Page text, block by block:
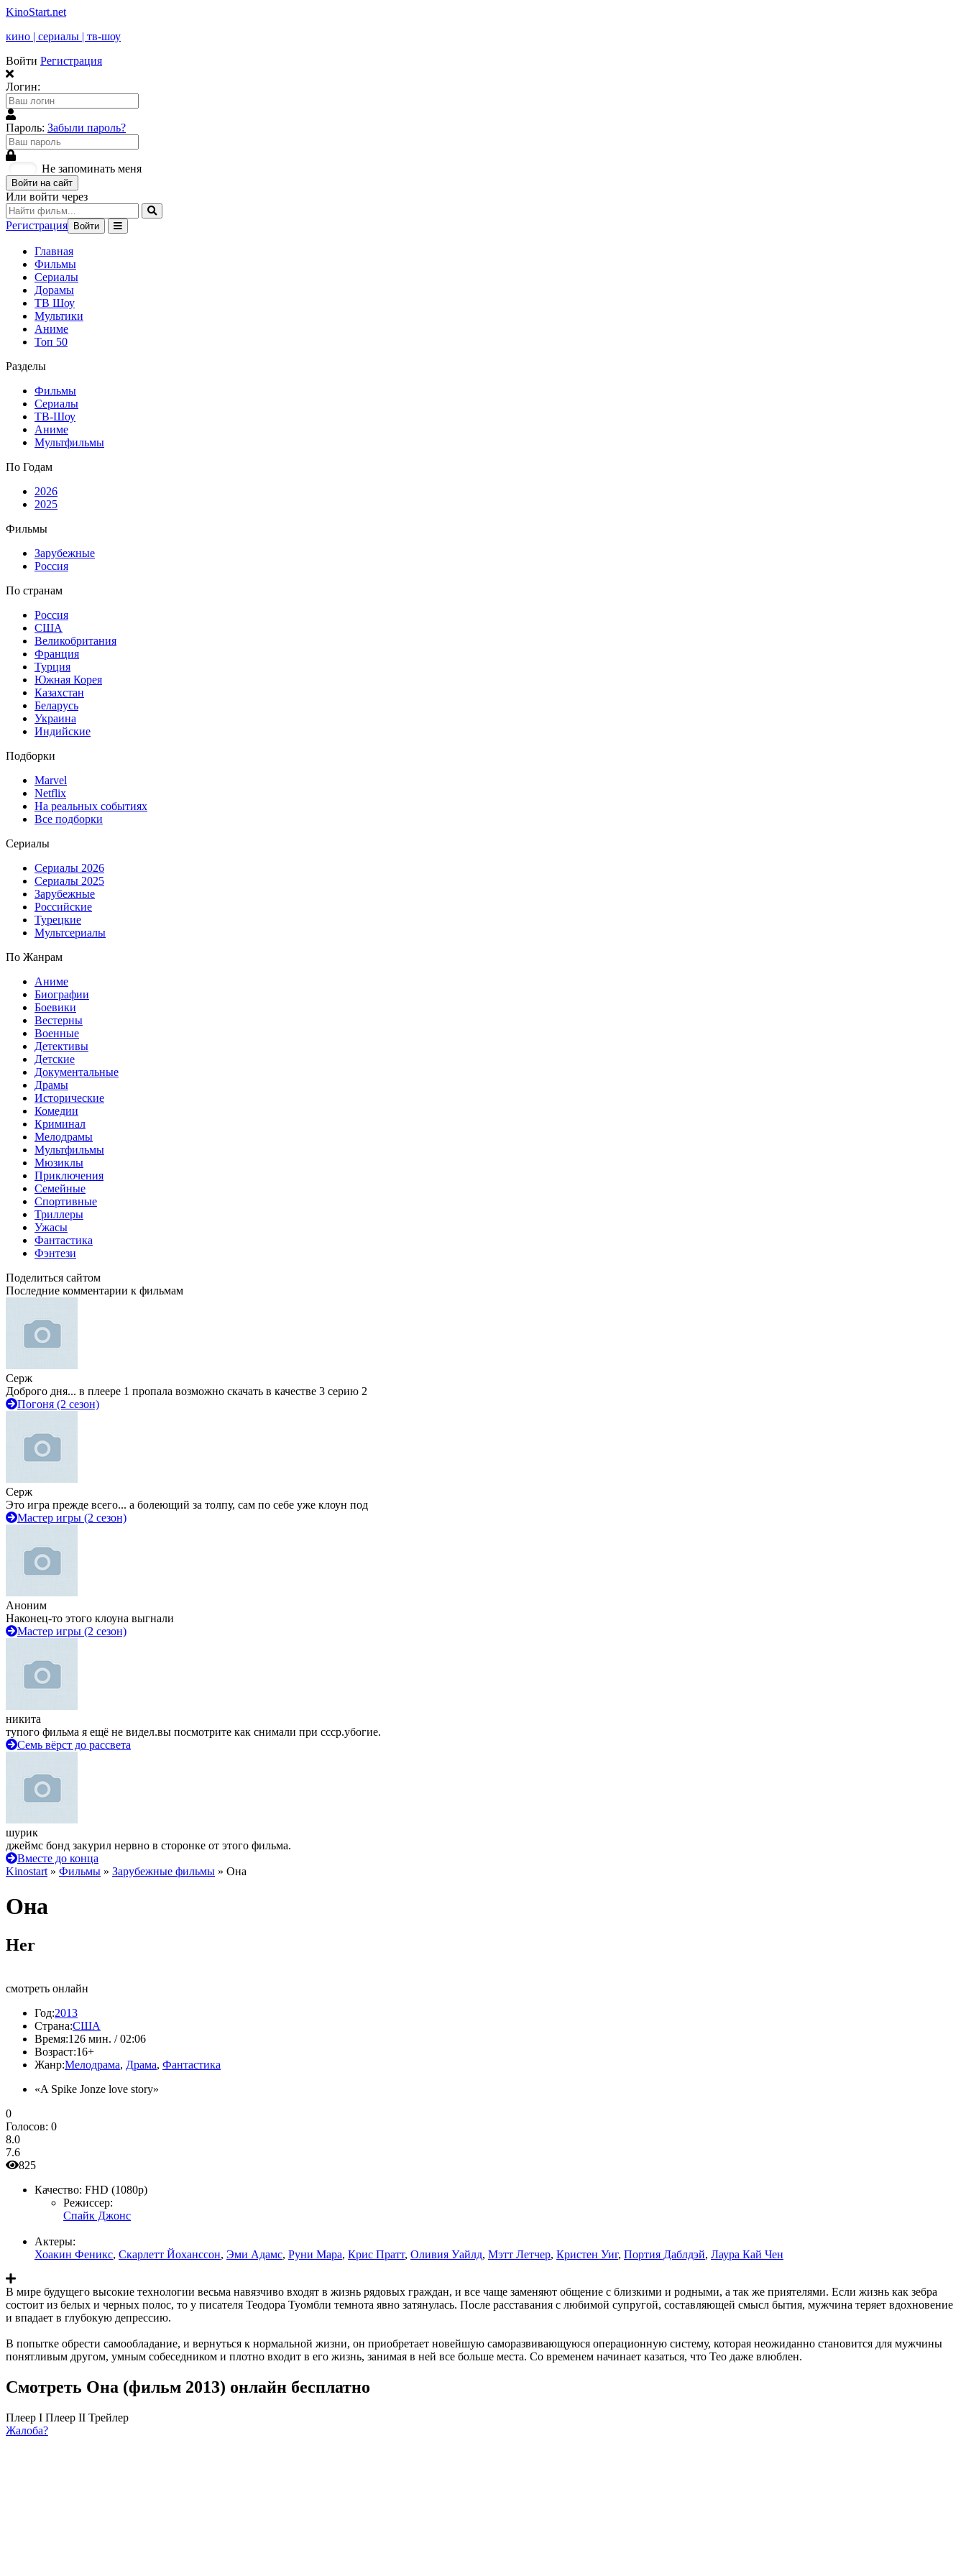
KinoStart.net
кино | сериалы | тв-шоу
Войти Регистрация
Логин:
Пароль: Забыли пароль?
Не запоминать меня
Войти на сайт
Или войти через
Регистрация Войти
Главная
Фильмы
Сериалы
Дорамы
ТВ Шоу
Мультики
Аниме
Топ 50
Разделы
Фильмы
Сериалы
ТВ-Шоу
Аниме
Мультфильмы
По Годам
2026
2025
Фильмы
Зарубежные
Россия
По странам
Россия
США
Великобритания
Франция
Турция
Южная Корея
Казахстан
Беларусь
Украина
Индийские
Подборки
Marvel
Netflix
На реальных событиях
Все подборки
Сериалы
Сериалы 2026
Сериалы 2025
Зарубежные
Российские
Турецкие
Мультсериалы
По Жанрам
Аниме
Биографии
Боевики
Вестерны
Военные
Детективы
Детские
Документальные
Драмы
Исторические
Комедии
Криминал
Мелодрамы
Мультфильмы
Мюзиклы
Приключения
Семейные
Спортивные
Триллеры
Ужасы
Фантастика
Фэнтези
Поделиться сайтом
Последние комментарии к фильмам
Серж
Доброго дня... в плеере 1 пропала возможно скачать в качестве 3 серию 2
Погоня (2 сезон)
Серж
Это игра прежде всего... а болеющий за толпу, сам по себе уже клоун под
Мастер игры (2 сезон)
Аноним
Наконец-то этого клоуна выгнали
Мастер игры (2 сезон)
никита
тупого фильма я ещё не видел.вы посмотрите как снимали при ссср.убогие.
Семь вёрст до рассвета
шурик
джеймс бонд закурил нервно в сторонке от этого фильма.
Вместе до конца
Kinostart » Фильмы » Зарубежные фильмы » Она
Она
Her
смотреть онлайн
Год:2013
Страна:США
Время:126 мин. / 02:06
Возраст:16+
Жанр:Мелодрама, Драма, Фантастика
«A Spike Jonze love story»
0
Голосов: 0
8.0
7.6
825
Качество: FHD (1080p)
Режиссер:
Спайк Джонс
Актеры:
Хоакин Феникс, Скарлетт Йоханссон, Эми Адамс, Руни Мара, Крис Пратт, Оливия Уайлд, Мэтт Летчер, Кристен Уиг, Портия Даблдэй, Лаура Кай Чен
В мире будущего высокие технологии весьма навязчиво входят в жизнь рядовых граждан, и все чаще заменяют общение с близкими и родными, а так же приятелями. Если жизнь как зебра
состоит из белых и черных полос, то у писателя Теодора Туомбли темнота явно затянулась. После расставания с любимой супругой, составляющей смысл бытия, мужчина теряет вдохновение
и впадает в глубокую депрессию.
В попытке обрести самообладание, и вернуться к нормальной жизни, он приобретает новейшую саморазвивающуюся операционную систему, которая неожиданно становится для мужчины
понятливым другом, умным собеседником и плотно входит в его жизнь, занимая в ней все больше места. Со временем начинает казаться, что Тео даже влюблен.
Смотреть Она (фильм 2013) онлайн бесплатно
Плеер I Плеер II Трейлер
Жалоба?